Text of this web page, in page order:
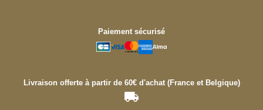
Paiement sécurisé
Livraison offerte à partir de 60€ d'achat (France et Belgique)